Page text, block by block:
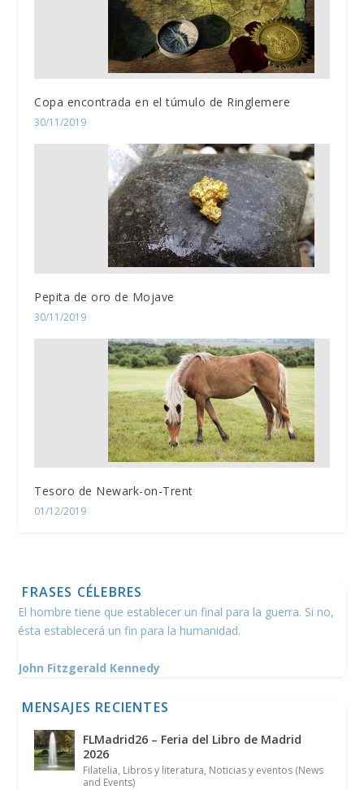
Copa encontrada en el túmulo de Ringlemere
30/11/2019
Pepita de oro de Mojave
30/11/2019
Tesoro de Newark-on-Trent
01/12/2019
FRASES CÉLEBRES
El hombre tiene que establecer un final para la guerra. Si no,
ésta establecerá un fin para la humanidad.
John Fitzgerald Kennedy
MENSAJES RECIENTES
FLMadrid26 – Feria del Libro de Madrid
2026
Filatelia, Libros y literatura, Noticias y eventos (News
and Events)